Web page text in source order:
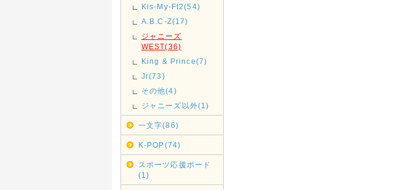
Kis-My-Ft2(54)
A.B.C-Z(17)
ジャニーズ
WEST(36)
King & Prince(7)
Jr(73)
その他(4)
ジャニーズ以外(1)
一文字(86)
K-POP(74)
スポーツ応援ボード
(1)